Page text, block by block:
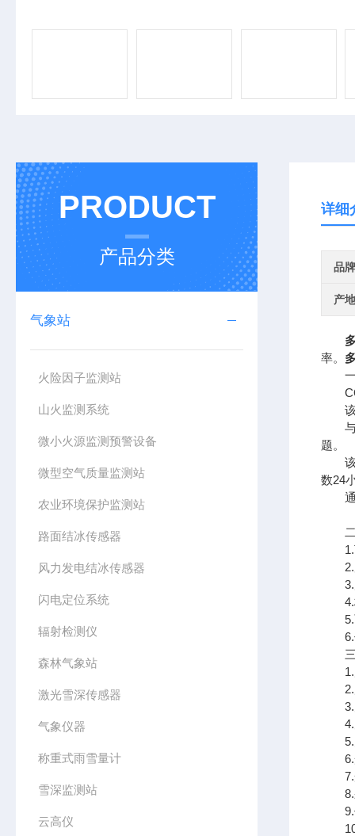
PRODUCT
产品分类
气象站
火险因子监测站
山火监测系统
微小火源监测预警设备
微型空气质量监测站
农业环境保护监测站
路面结冰传感器
风力发电结冰传感器
闪电定位系统
辐射检测仪
森林气象站
激光雪深传感器
气象仪器
称重式雨雪量计
雪深监测站
云高仪
详细
品牌
产
率。
一
该设
与传
题。
该设
数24
通
二
1.顶
2.原
3.风
4.标
5.两
6.传
三
1.风
2.风
3.空
4.空
5.大
6.光
7.光
8.采
9.传
10.